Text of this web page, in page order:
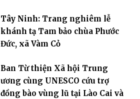
Tây Ninh: Trang nghiêm lễ
khánh tạ Tam bảo chùa Phước
Đức, xã Vàm Cỏ
Ban Từ thiện Xã hội Trung
ương cùng UNESCO cứu trợ
đồng bào vùng lũ tại Lào Cai và